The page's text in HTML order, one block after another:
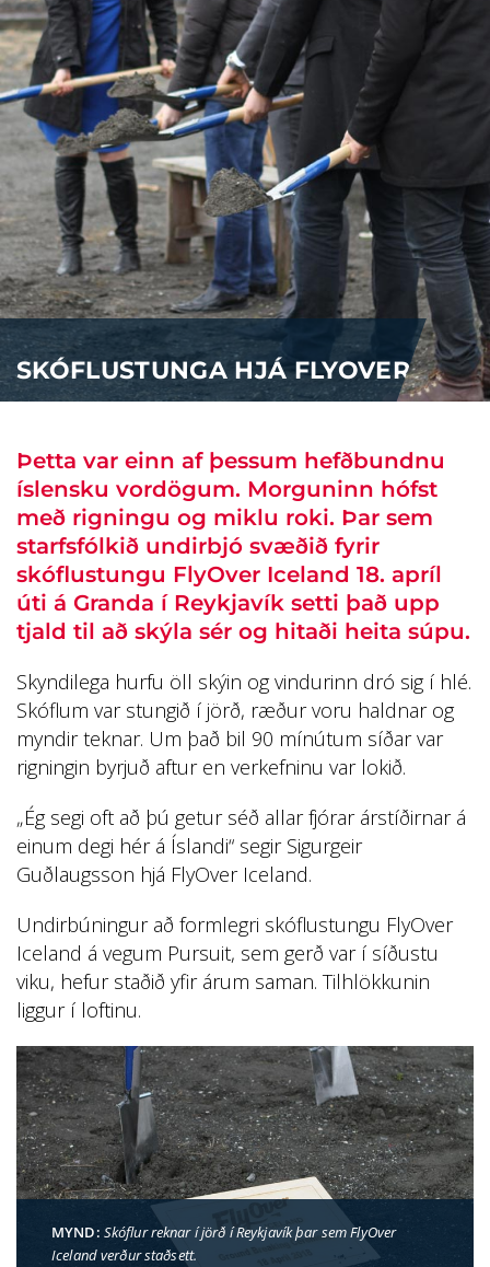
SKÓFLUSTUNGA HJÁ FLYOVER
Þetta var einn af þessum hefðbundnu
íslensku vordögum. Morguninn hófst
með rigningu og miklu roki. Þar sem
starfsfólkið undirbjó svæðið fyrir
skóflustungu FlyOver Iceland 18. apríl
úti á Granda í Reykjavík setti það upp
tjald til að skýla sér og hitaði heita súpu.
Skyndilega hurfu öll skýin og vindurinn dró sig í hlé.
Skóflum var stungið í jörð, ræður voru haldnar og
myndir teknar. Um það bil 90 mínútum síðar var
rigningin byrjuð aftur en verkefninu var lokið.
„Ég segi oft að þú getur séð allar fjórar árstíðirnar á
einum degi hér á Íslandi“ segir Sigurgeir
Guðlaugsson hjá FlyOver Iceland.
Undirbúningur að formlegri skóflustungu FlyOver
Iceland á vegum Pursuit, sem gerð var í síðustu
viku, hefur staðið yfir árum saman. Tilhlökkunin
liggur í loftinu.
MYND: Skóflur reknar í jörð í Reykjavík þar sem FlyOver
Iceland verður staðsett.